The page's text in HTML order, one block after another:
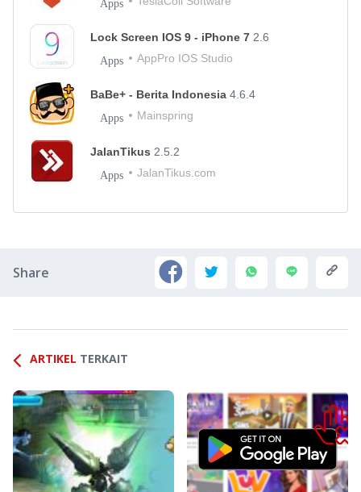
Apps
Lock Screen IOS 9 - iPhone 7 2.6
Apps AppPro IOS Studio
BaBe+ - Berita Indonesia 4.6.4
Apps Mainspring
JalanTikus 2.5.2
Apps JalanTikus.com
Share
ARTIKEL TERKAIT